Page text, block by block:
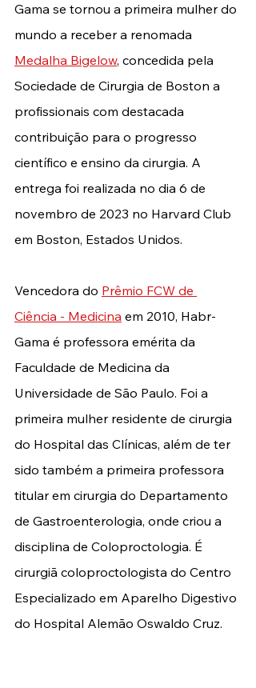
Gama se tornou a primeira mulher do
mundo a receber a renomada
Medalha Bigelow, concedida pela
Sociedade de Cirurgia de Boston a
profissionais com destacada
contribuição para o progresso
científico e ensino da cirurgia. A
entrega foi realizada no dia 6 de
novembro de 2023 no Harvard Club
em Boston, Estados Unidos.
Vencedora do Prêmio FCW de
Ciência - Medicina em 2010, Habr-
Gama é professora emérita da
Faculdade de Medicina da
Universidade de São Paulo. Foi a
primeira mulher residente de cirurgia
do Hospital das Clínicas, além de ter
sido também a primeira professora
titular em cirurgia do Departamento
de Gastroenterologia, onde criou a
disciplina de Coloproctologia. É
cirurgiã coloproctologista do Centro
Especializado em Aparelho Digestivo
do Hospital Alemão Oswaldo Cruz.